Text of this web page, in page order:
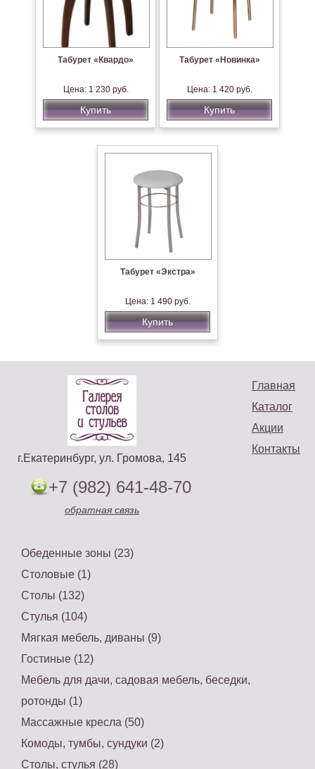
Табурет «Квардо»
Цена: 1 230 руб.
Купить
Табурет «Новинка»
Цена: 1 420 руб.
Купить
Табурет «Экстра»
Цена: 1 490 руб.
Купить
Главная
Каталог
Акции
Контакты
г.Екатеринбург, ул. Громова, 145
+7 (982) 641-48-70
обратная связь
Обеденные зоны (23)
Столовые (1)
Столы (132)
Стулья (104)
Мягкая мебель, диваны (9)
Гостиные (12)
Мебель для дачи, садовая мебель, беседки,
ротонды (1)
Массажные кресла (50)
Комоды, тумбы, сундуки (2)
Столы, стулья (28)